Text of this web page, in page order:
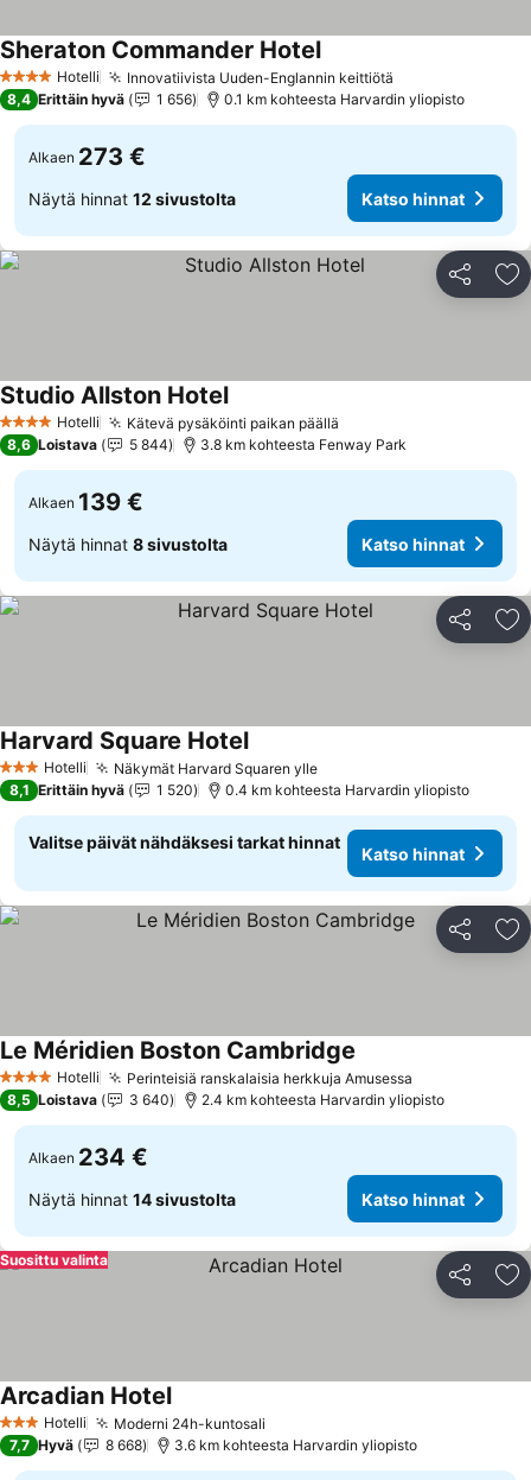
4 Tähtiluokitus
Hotelli Innovatiivista Uuden-Englannin keittiötä
Sheraton Commander Hotel
8,4 Erittäin hyvä 1 656 0.1 km kohteesta Harvardin yliopisto
Alkaen 273 €
Näytä hinnat 12 sivustolta Katso hinnat
Jaa
4 Tähtiluokitus
Hotelli Kätevä pysäköinti paikan päällä
Studio Allston Hotel
8,6 Loistava 5 844 3.8 km kohteesta Fenway Park
Alkaen 139 €
Näytä hinnat 8 sivustolta Katso hinnat
Jaa
3 Tähtiluokitus
Hotelli Näkymät Harvard Squaren ylle
Harvard Square Hotel
8,1 Erittäin hyvä 1 520 0.4 km kohteesta Harvardin yliopisto
Valitse päivät nähdäksesi tarkat hinnat
Katso hinnat
Jaa
4 Tähtiluokitus
Hotelli Perinteisiä ranskalaisia herkkuja Amusessa
Le Méridien Boston Cambridge
8,5 Loistava 3 640 2.4 km kohteesta Harvardin yliopisto
Alkaen 234 €
Näytä hinnat 14 sivustolta Katso hinnat
Jaa
Suosittu valinta
3 Tähtiluokitus
Hotelli Moderni 24h-kuntosali
Arcadian Hotel
7,7 Hyvä 8 668 3.6 km kohteesta Harvardin yliopisto